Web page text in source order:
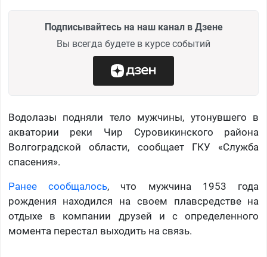
Подписывайтесь на наш канал в Дзене
Вы всегда будете в курсе событий
Водолазы подняли тело мужчины, утонувшего в
акватории реки Чир Суровикинского района
Волгоградской области, сообщает ГКУ «Служба
спасения».
Ранее сообщалось, что мужчина 1953 года
рождения находился на своем плавсредстве на
отдыхе в компании друзей и с определенного
момента перестал выходить на связь.